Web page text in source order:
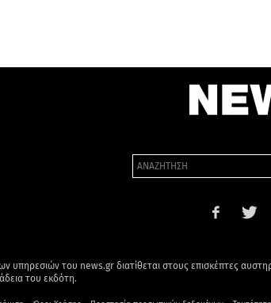
υπηρεσιών του news.gr διατίθεται στους επισκέπτες
του εκδότη.